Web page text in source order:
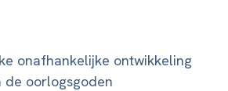
onafhankelijke ontwikkeling
de oorlogsgoden